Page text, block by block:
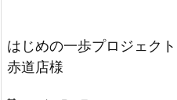
はじめの一歩プロジェク
赤道店様